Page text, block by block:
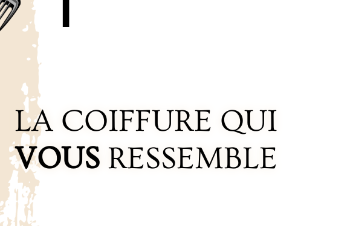
LA COIFFURE QUI
VOUSRESSEMBLE